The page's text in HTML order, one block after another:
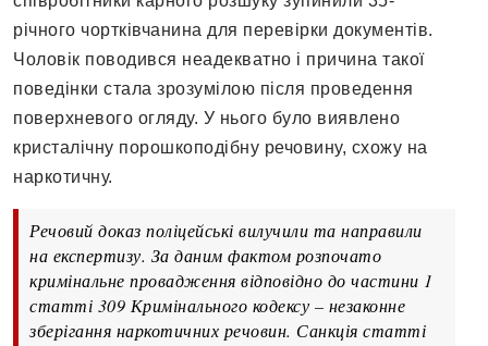
річного чортківчанина для перевірки документів.
Чоловік поводився неадекватно і причина такої
поведінки стала зрозумілою після проведення
поверхневого огляду. У нього було виявлено
кристалічну порошкоподібну речовину, схожу на
наркотичну.
Речовий доказ поліцейські вилучили та направили
на експертизу. За даним фактом розпочато
кримінальне провадження відповідно до частини 1
статті 309 Кримінального кодексу – незаконне
зберігання наркотичних речовин. Санкція статті